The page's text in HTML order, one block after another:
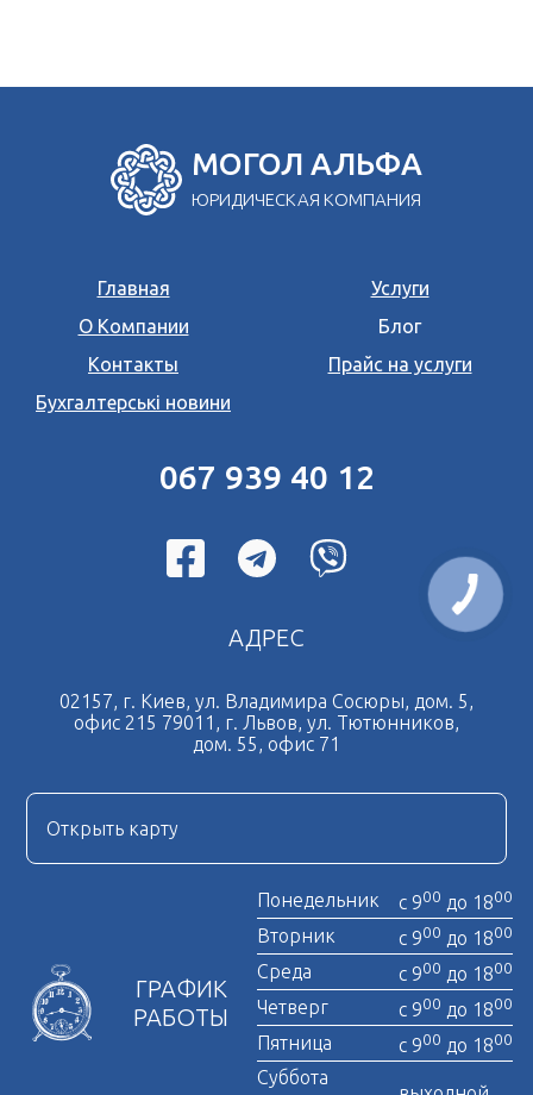
МОГОЛ АЛЬФА
ЮРИДИЧЕСКАЯ КОМПАНИЯ
Главная
Услуги
О Компании
Блог
Контакты
Прайс на услуги
Бухгалтерські новини
067 939 40 12
АДРЕС
02157, г. Киев, ул. Владимира Сосюры, дом. 5,
офис 215 79011, г. Львов, ул. Тютюнников,
дом. 55, офис 71
Открыть карту
ГРАФИК
РАБОТЫ
Понедельник с 900 до 1800
Вторник с 900 до 1800
Среда с 900 до 1800
Четверг с 900 до 1800
Пятница с 900 до 1800
Суббота